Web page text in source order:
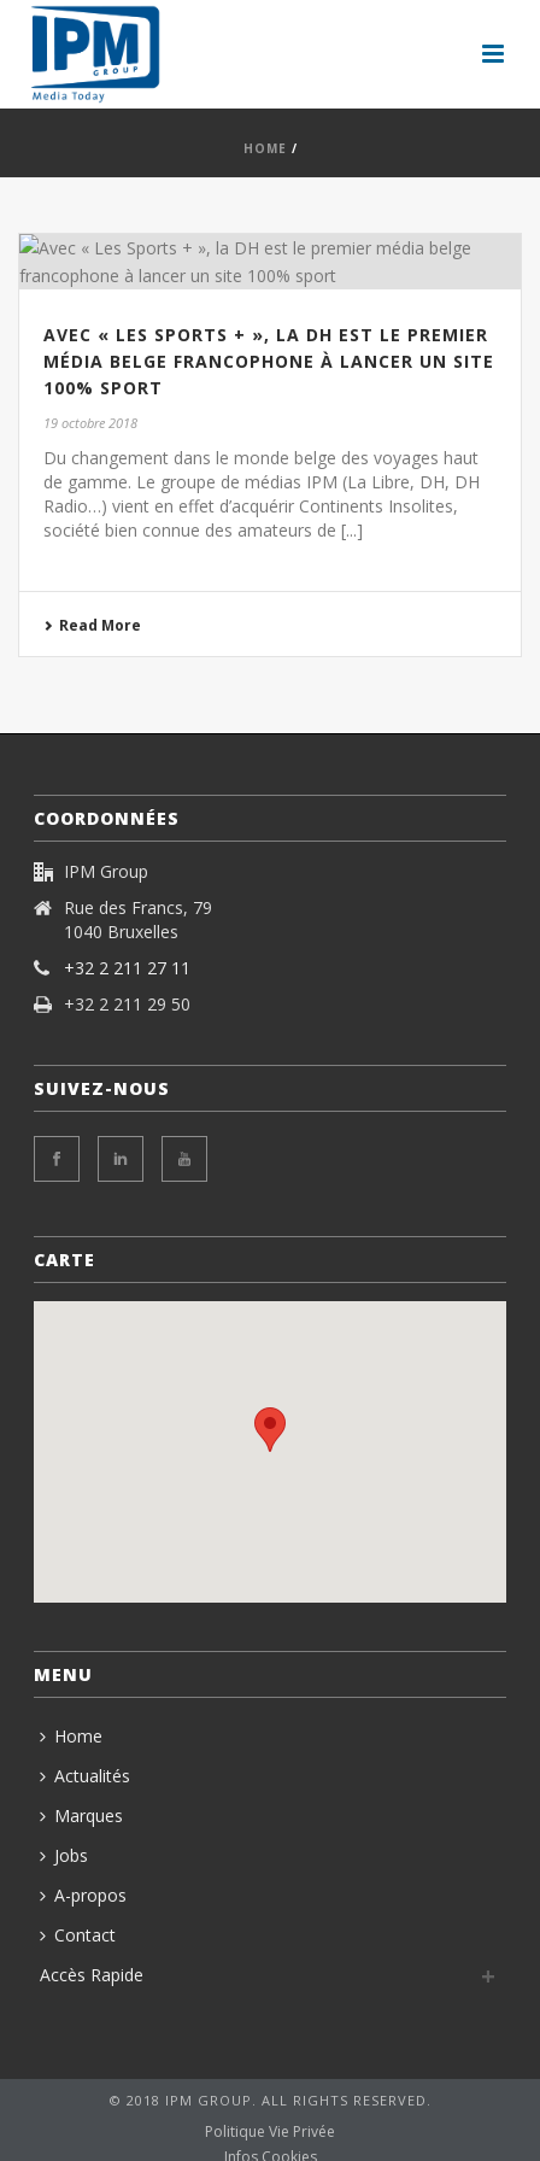
HOME /
AVEC « LES SPORTS + », LA DH EST LE PREMIER
MÉDIA BELGE FRANCOPHONE À LANCER UN SITE
100% SPORT
19 octobre 2018
Du changement dans le monde belge des voyages haut
de gamme. Le groupe de médias IPM (La Libre, DH, DH
Radio…) vient en effet d’acquérir Continents Insolites,
société bien connue des amateurs de [...]
Read More
COORDONNÉES
IPM Group
Rue des Francs, 79
1040 Bruxelles
+32 2 211 27 11
+32 2 211 29 50
SUIVEZ-NOUS
CARTE
MENU
Home
Actualités
Marques
Jobs
A-propos
Contact
Accès Rapide
© 2018 IPM GROUP. ALL RIGHTS RESERVED.
Politique Vie Privée
Infos Cookies